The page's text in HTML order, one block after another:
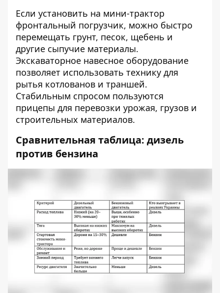
Если установить на мини-трактор
фронтальный погрузчик, можно быстро
перемещать грунт, песок, щебень и
другие сыпучие материалы.
Экскаваторное навесное оборудование
позволяет использовать технику для
рытья котлованов и траншей.
Стабильным спросом пользуются
прицепы для перевозки урожая, грузов и
строительных материалов.
Сравнительная таблица: дизель
против бензина